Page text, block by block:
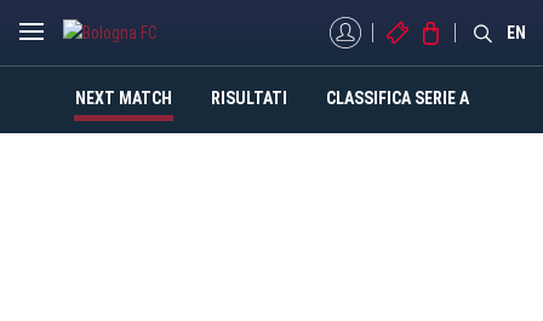
MYBFCBIGLIETTI
STORE EN
NEXT MATCH RISULTATI CLASSIFICA SERIE A